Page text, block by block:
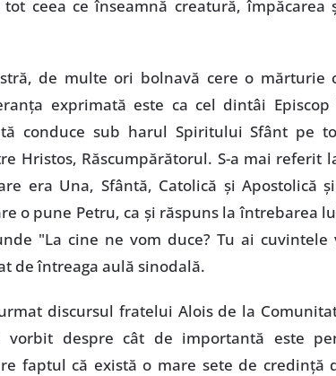
ceea ce înseamnă creatură, împăcarea
de multe ori bolnavă cere o mărturie
exprimată este ca cel dintâi
conduce sub harul Spiritului Sfânt pe
Hristos, Răscumpărătorul. S-a mai referit
era Una, Sfântă, Catolică şi Apostolică
o pune Petru, ca şi răspuns la întrebarea
"La cine ne vom duce? Tu ai
de întreaga aulă sinodală.
discursul fratelui Alois de la
vorbit despre cât de importantă este
faptul că există o mare sete de credinţă